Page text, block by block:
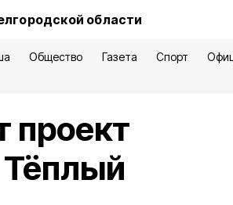
области
Общество Газета Спорт
проект
Тёплый